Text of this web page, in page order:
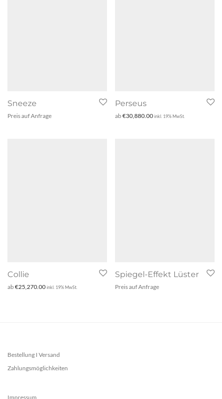
Sneeze
Preis auf Anfrage
Perseus
ab€30,880.00inkl. 19% MwSt.
Collie
ab€25,270.00inkl. 19% MwSt.
Spiegel-Effekt Lüster
Preis auf Anfrage
Bestellung I Versand
Zahlungsmöglichkeiten
Impressum